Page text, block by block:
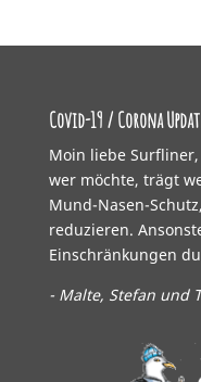
Covid-19 / Corona
Moin liebe Surfliner,
wer möchte, trägt
Mund-Nasen-
reduzieren.
Einschränkungen
- Malte, Stefan und